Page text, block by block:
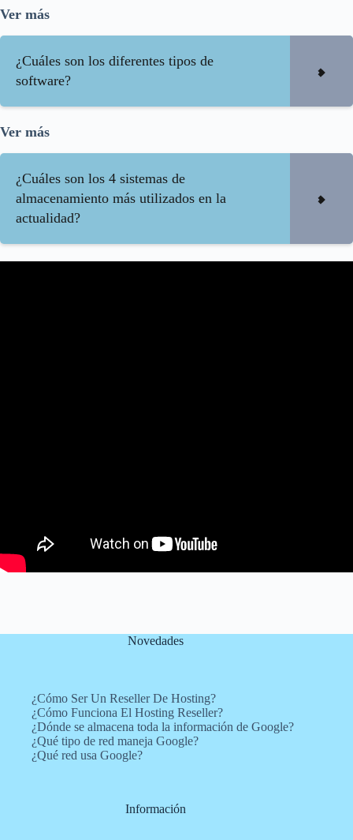
Ver más
¿Cuáles son los diferentes tipos de
software?
Ver más
¿Cuáles son los 4 sistemas de
almacenamiento más utilizados en la
actualidad?
Novedades
¿Cómo Ser Un Reseller De Hosting?
¿Cómo Funciona El Hosting Reseller?
¿Dónde se almacena toda la información de Google?
¿Qué tipo de red maneja Google?
¿Qué red usa Google?
Información